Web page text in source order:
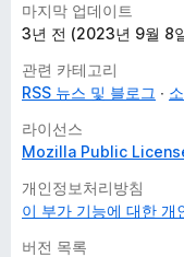
마지막 업데이트
3년 전 (2023년 9월 8
관련 카테고리
RSS 뉴스 및 블로그
라이선스
Mozilla Public
개인정보처리방침
이 부가 기능에 대한 개
버전 목록